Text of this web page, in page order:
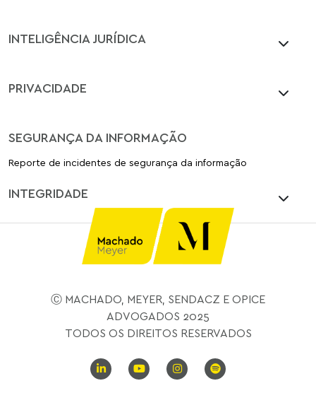
INTELIGÊNCIA JURÍDICA
PRIVACIDADE
SEGURANÇA DA INFORMAÇÃO
Reporte de incidentes de segurança da informação
INTEGRIDADE
Ⓒ MACHADO, MEYER, SENDACZ E OPICE
ADVOGADOS 2025
TODOS OS DIREITOS RESERVADOS